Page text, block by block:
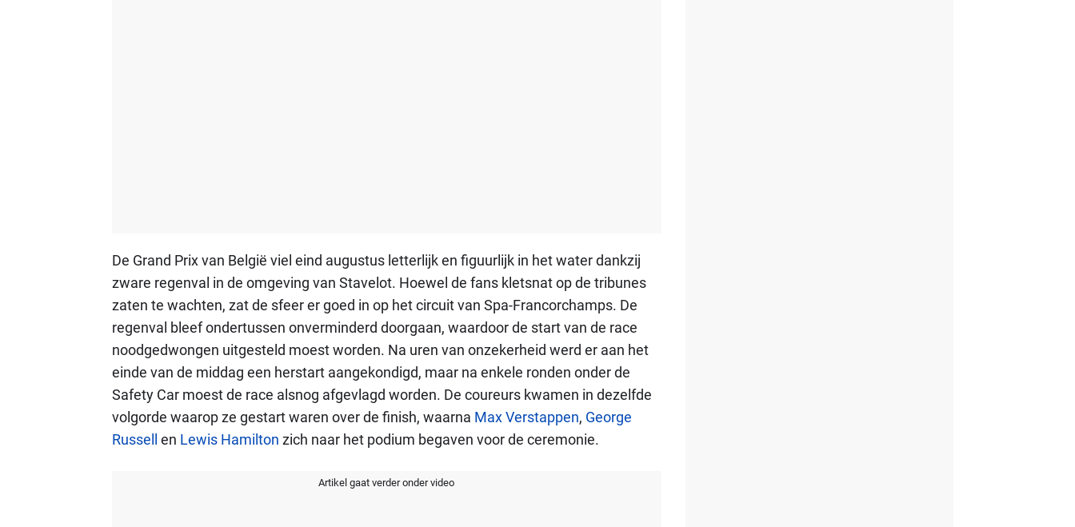
De Grand Prix van België viel eind augustus letterlijk en figuurlijk in het water dankzij
zware regenval in de omgeving van Stavelot. Hoewel de fans kletsnat op de tribunes
zaten te wachten, zat de sfeer er goed in op het circuit van Spa-Francorchamps. De
regenval bleef ondertussen onverminderd doorgaan, waardoor de start van de race
noodgedwongen uitgesteld moest worden. Na uren van onzekerheid werd er aan het
einde van de middag een herstart aangekondigd, maar na enkele ronden onder de
Safety Car moest de race alsnog afgevlagd worden. De coureurs kwamen in dezelfde
volgorde waarop ze gestart waren over de finish, waarna Max Verstappen, George
Russell
en Lewis Hamilton zich naar het podium begaven voor de ceremonie.
Artikel gaat verder onder video